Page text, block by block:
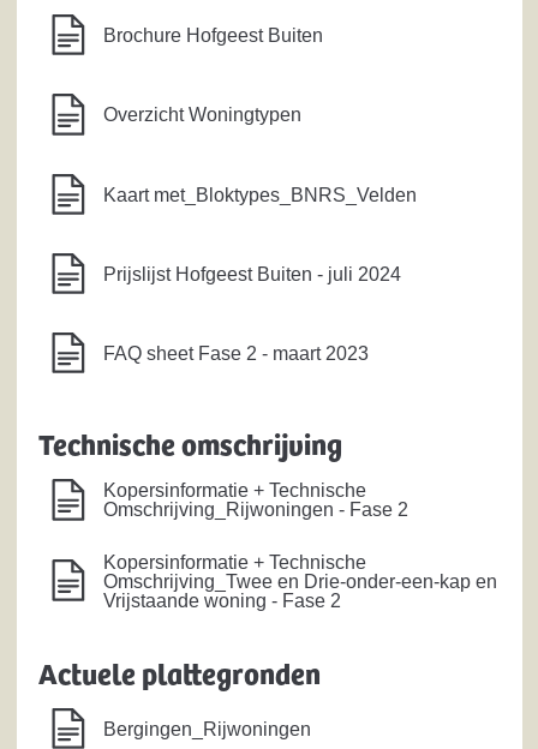
Brochure Hofgeest Buiten
Overzicht Woningtypen
Kaart met_Bloktypes_BNRS_Velden
Prijslijst Hofgeest Buiten - juli 2024
FAQ sheet Fase 2 - maart 2023
Technische omschrijving
Kopersinformatie + Technische
Omschrijving_Rijwoningen - Fase 2
Kopersinformatie + Technische
Omschrijving_Twee en Drie-onder-een-kap en
Vrijstaande woning - Fase 2
Actuele plattegronden
Bergingen_Rijwoningen